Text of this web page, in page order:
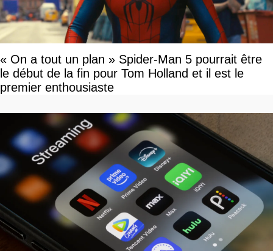
« On a tout un plan » Spider-Man 5 pourrait être
le début de la fin pour Tom Holland et il est le
premier enthousiaste